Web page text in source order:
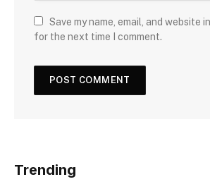
Save my name, email, and website
for the next time I comment.
Trending